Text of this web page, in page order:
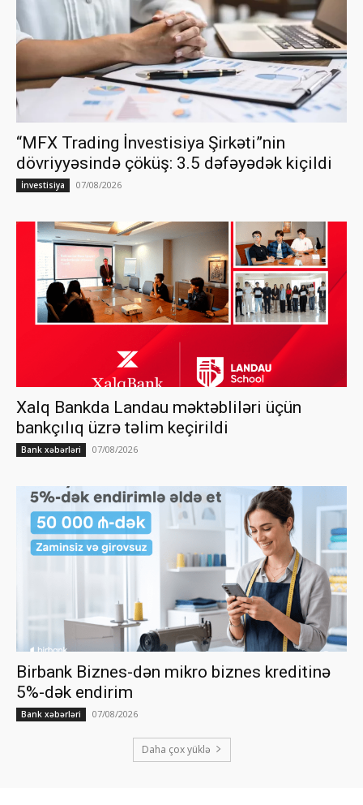
“MFX Trading İnvestisiya Şirkəti”nin
dövriyyəsində çöküş: 3.5 dəfəyədək kiçildi
İnvestisiya 07/08/2026
Xalq Bankda Landau məktəbliləri üçün
bankçılıq üzrə təlim keçirildi
Bank xəbərləri 07/08/2026
Birbank Biznes-dən mikro biznes kreditinə
5%-dək endirim
Bank xəbərləri 07/08/2026
Daha çox yüklə